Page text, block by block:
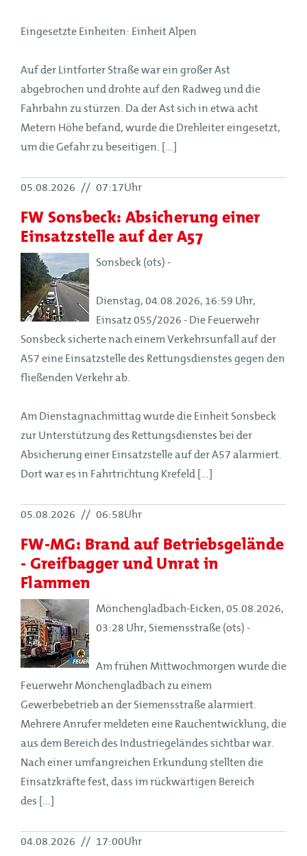
Eingesetzte Einheiten: Einheit Alpen
Auf der Lintforter Straße war ein großer Ast
abgebrochen und drohte auf den Radweg und die
Fahrbahn zu stürzen. Da der Ast sich in etwa acht
Metern Höhe befand, wurde die Drehleiter eingesetzt,
um die Gefahr zu beseitigen. [...]
05.08.2026 // 07:17Uhr
FW Sonsbeck: Absicherung einer
Einsatzstelle auf der A57
Sonsbeck (ots) -
Dienstag, 04.08.2026, 16:59 Uhr,
Einsatz 055/2026 - Die Feuerwehr
Sonsbeck sicherte nach einem Verkehrsunfall auf der
A57 eine Einsatzstelle des Rettungsdienstes gegen den
fließenden Verkehr ab.
Am Dienstagnachmittag wurde die Einheit Sonsbeck
zur Unterstützung des Rettungsdienstes bei der
Absicherung einer Einsatzstelle auf der A57 alarmiert.
Dort war es in Fahrtrichtung Krefeld [...]
05.08.2026 // 06:58Uhr
FW-MG: Brand auf Betriebsgelände
- Greifbagger und Unrat in
Flammen
Mönchengladbach-Eicken, 05.08.2026,
03:28 Uhr, Siemensstraße (ots) -
Am frühen Mittwochmorgen wurde die
Feuerwehr Mönchengladbach zu einem
Gewerbebetrieb an der Siemensstraße alarmiert.
Mehrere Anrufer meldeten eine Rauchentwicklung, die
aus dem Bereich des Industriegeländes sichtbar war.
Nach einer umfangreichen Erkundung stellten die
Einsatzkräfte fest, dass im rückwärtigen Bereich
des [...]
04.08.2026 // 17:00Uhr